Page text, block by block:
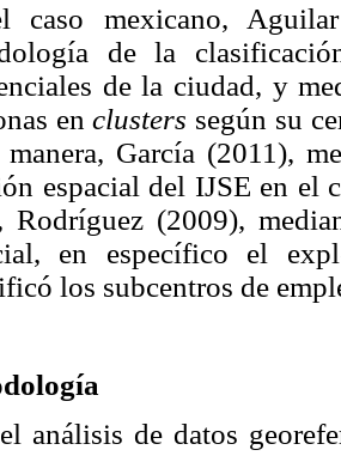
caso mexicano,
de la
de la ciudad, y
enclusters según su
García (2011),
espacial del IJSE en el
Rodríguez (2009),
en específico el
los subcentros de
análisis de datos